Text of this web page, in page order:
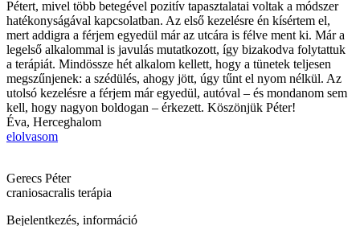
Pétert, mivel több betegével pozitív tapasztalatai voltak a módszer
hatékonyságával kapcsolatban. Az első kezelésre én kísértem el,
mert addigra a férjem egyedül már az utcára is félve ment ki. Már a
legelső alkalommal is javulás mutatkozott, így bizakodva folytattuk
a terápiát. Mindössze hét alkalom kellett, hogy a tünetek teljesen
megszűnjenek: a szédülés, ahogy jött, úgy tűnt el nyom nélkül. Az
utolsó kezelésre a férjem már egyedül, autóval – és mondanom sem
kell, hogy nagyon boldogan – érkezett. Köszönjük Péter!
Éva, Herceghalom
elolvasom
Gerecs Péter
craniosacralis terápia
Bejelentkezés, információ